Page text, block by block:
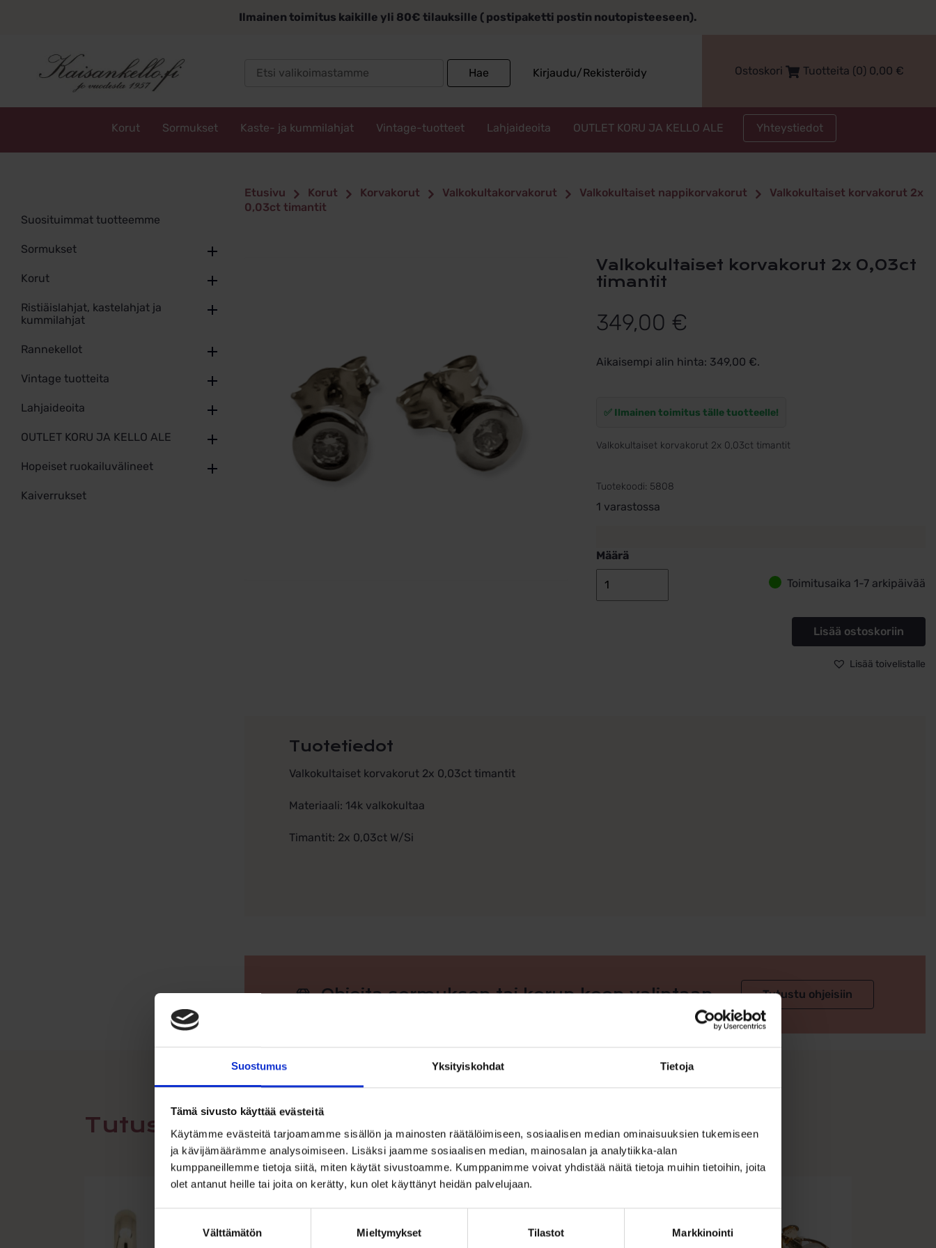
Suostumus Yksityiskohdat Tietoja
Tämä sivusto käyttää evästeitä
Käytämme evästeitä tarjoamamme sisällön ja mainosten räätälöimiseen, sosiaalisen median ominaisuuksien tukemiseen
ja kävijämäärämme analysoimiseen. Lisäksi jaamme sosiaalisen median, mainosalan ja analytiikka-alan
kumppaneillemme tietoja siitä, miten käytät sivustoamme. Kumppanimme voivat yhdistää näitä tietoja muihin tietoihin, joita
olet antanut heille tai joita on kerätty, kun olet käyttänyt heidän palvelujaan.
Välttämätön Mieltymykset Tilastot Markkinointi
Ilmainen toimitus kaikille yli 80€ tilauksille ( postipaketti postin noutopisteeseen).
Hae Kirjaudu/Rekisteröidy Ostoskori Tuotteita (0) 0,00 €
Korut Sormukset Kaste- ja kummilahjat Vintage-tuotteet Lahjaideoita OUTLET KORU JA KELLO ALE Yhteystiedot
Suosituimmat tuotteemme
Sormukset
Korut
Ristiäislahjat, kastelahjat ja
kummilahjat
Rannekellot
Vintage tuotteita
Lahjaideoita
OUTLET KORU JA KELLO ALE
Hopeiset ruokailuvälineet
Kaiverrukset
Etusivu Korut Korvakorut Valkokultakorvakorut Valkokultaiset nappikorvakorut
Valkokultaiset korvakorut 2x
0,03ct timantit
Valkokultaiset korvakorut 2x 0,03ct
timantit
349,00 €
Aikaisempi alin hinta: 349,00 €.
✅ Ilmainen toimitus tälle tuotteelle!
Valkokultaiset korvakorut 2x 0,03ct timantit
Tuotekoodi: 5808
1 varastossa
Määrä
Toimitusaika 1-7 arkipäivää
Lisää ostoskoriin
Lisää toivelistalle
Tuotetiedot
Valkokultaiset korvakorut 2x 0,03ct timantit
Materiaali: 14k valkokultaa
Timantit: 2x 0,03ct W/Si
Ohjeita sormuksen tai korun koon valintaan Tutustu ohjeisiin
Tutustu myös